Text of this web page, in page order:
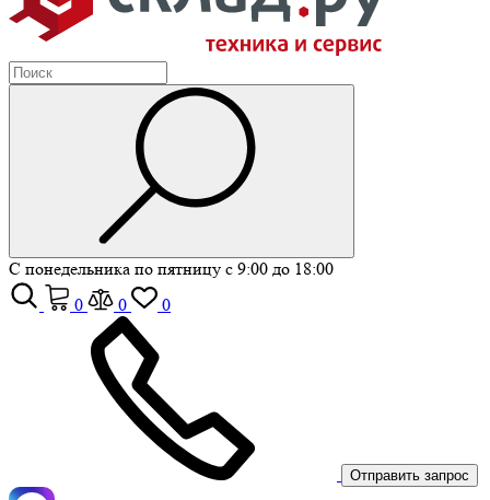
С понедельника по пятницу с 9:00 до 18:00
0
0 0
Отправить запрос